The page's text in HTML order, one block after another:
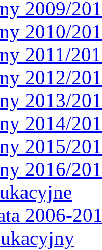
2009/
2010/
2011/
2012/
2013/
2014/
2015/
2016/
2006-